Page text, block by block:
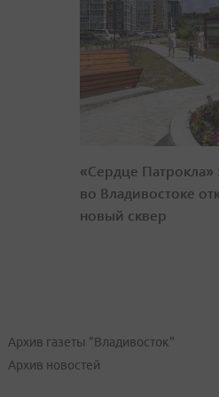
«Сердце Патрокла»
во Владивостоке
новый сквер
Архив газеты "Владивосток"
Архив новостей